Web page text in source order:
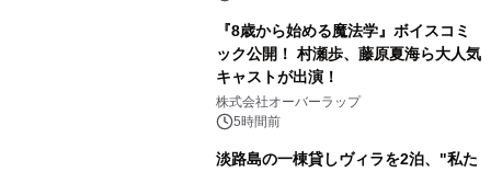
『8歳から始める魔法学』ボイスコミ
ック公開！ 村瀬歩、藤原夏海ら大人気
キャストが出演！
株式会社オーバーラップ
5時間前
淡路島の一棟貸しヴィラを2泊、"私た